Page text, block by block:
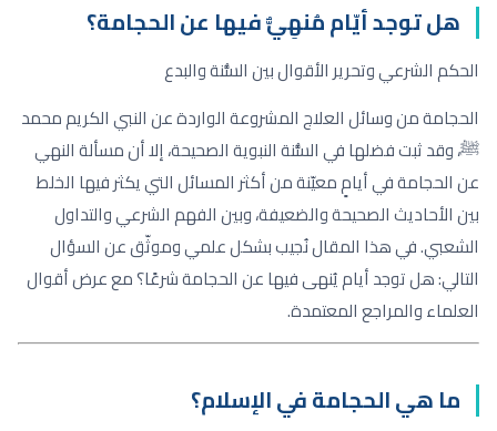
هل توجد أيّام مُنهِيٌّ فيها عن الحجامة؟
الحكم الشرعي وتحرير الأقوال بين السُّنة والبدع
الحجامة من وسائل العلاج المشروعة الواردة عن النبي الكريم محمد
ﷺ، وقد ثبت فضلها في السُّنة النبوية الصحيحة، إلا أن مسألة النهي
عن الحجامة في أيامٍ معيّنة من أكثر المسائل التي يكثر فيها الخلط
بين الأحاديث الصحيحة والضعيفة، وبين الفهم الشرعي والتداول
الشعبي. في هذا المقال نُجيب بشكل علمي وموثّق عن السؤال
التالي: هل توجد أيام يُنهى فيها عن الحجامة شرعًا؟ مع عرض أقوال
العلماء والمراجع المعتمدة.
ما هي الحجامة في الإسلام؟